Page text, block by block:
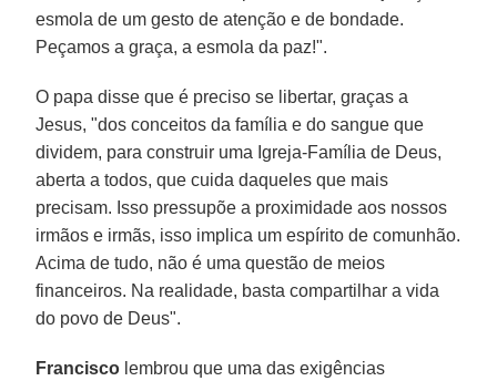
esmola de um gesto de atenção e de bondade.
Peçamos a graça, a esmola da paz!".
O papa disse que é preciso se libertar, graças a
Jesus, "dos conceitos da família e do sangue que
dividem, para construir uma Igreja-Família de Deus,
aberta a todos, que cuida daqueles que mais
precisam. Isso pressupõe a proximidade aos nossos
irmãos e irmãs, isso implica um espírito de comunhão.
Acima de tudo, não é uma questão de meios
financeiros. Na realidade, basta compartilhar a vida
do povo de Deus".
Francisco lembrou que uma das exigências